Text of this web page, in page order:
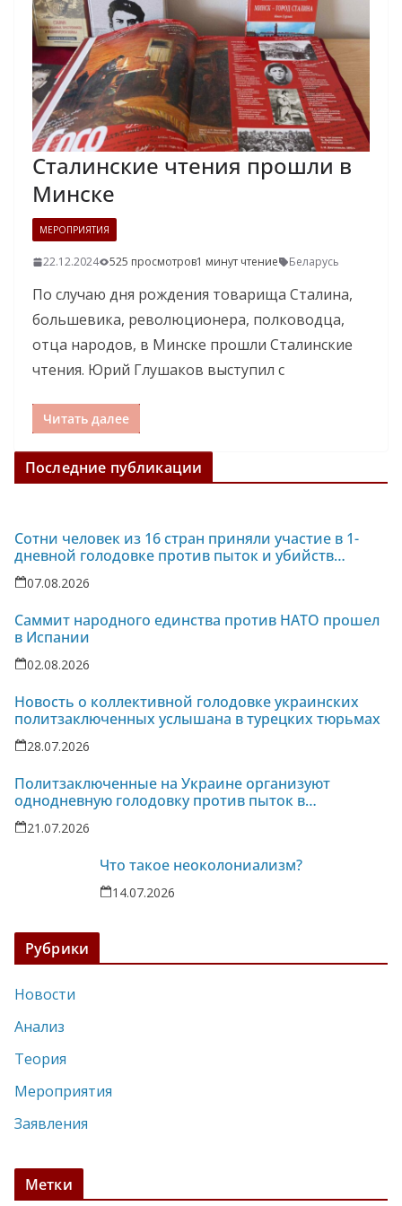
Сталинские чтения прошли в
Минске
МЕРОПРИЯТИЯ
22.12.2024 525 просмотров1 минут чтение Беларусь
По случаю дня рождения товарища Сталина,
большевика, революционера, полководца,
отца народов, в Минске прошли Сталинские
чтения. Юрий Глушаков выступил с
Читать далее
Последние публикации
Сотни человек из 16 стран приняли участие в 1-
дневной голодовке против пыток и убийств
политзаключенных на Украине
07.08.2026
Саммит народного единства против НАТО прошел
в Испании
02.08.2026
Новость о коллективной голодовке украинских
политзаключенных услышана в турецких тюрьмах
28.07.2026
Политзаключенные на Украине организуют
однодневную голодовку против пыток в
колонии-86
21.07.2026
Что такое неоколониализм?
14.07.2026
Рубрики
Новости
Анализ
Теория
Мероприятия
Заявления
Метки